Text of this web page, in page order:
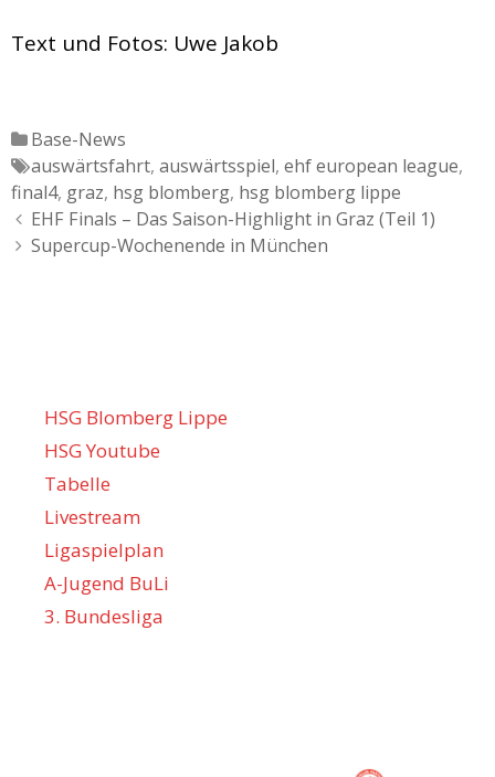
Text und Fotos: Uwe Jakob
Katgeorien
Base-News
Tags
auswärtsfahrt, auswärtsspiel, ehf european league,
final4, graz, hsg blomberg, hsg blomberg lippe
Artikel-
Navigation
EHF Finals – Das Saison-Highlight in Graz (Teil 1)
Supercup-Wochenende in München
HSG Blomberg Lippe
HSG Youtube
Tabelle
Livestream
Ligaspielplan
A-Jugend BuLi
3. Bundesliga